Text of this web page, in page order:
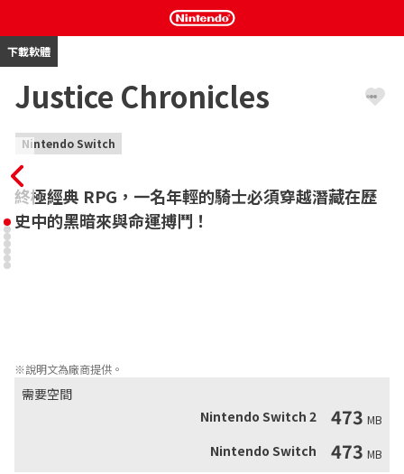
下載軟體
Justice Chronicles
Nintendo Switch
終極經典 RPG，一名年輕的騎士必須穿越潛藏在歷
史中的黑暗來與命運搏鬥！
※說明文為廠商提供。
需要空間
Nintendo Switch 2
473 MB
Nintendo Switch 473 MB